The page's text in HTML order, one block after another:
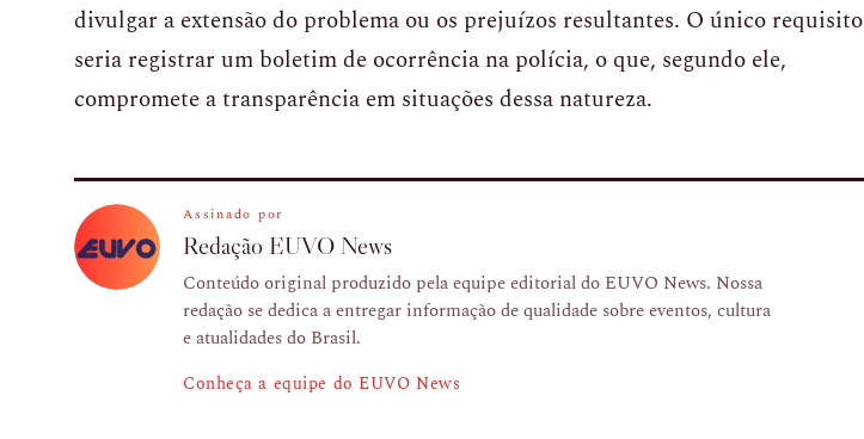
divulgar a extensão do problema ou os prejuízos resultantes. O único requisito
seria registrar um boletim de ocorrência na polícia, o que, segundo ele,
compromete a transparência em situações dessa natureza.
Assinado por
Redação EUVO News
Conteúdo original produzido pela equipe editorial do EUVO News. Nossa
redação se dedica a entregar informação de qualidade sobre eventos, cultura
e atualidades do Brasil.
Conheça a equipe do EUVO News